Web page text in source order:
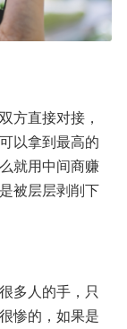
方直接对接，
以拿到最高的
就用中间商赚
被层层剥削下
多人的手，只
惨的，如果是